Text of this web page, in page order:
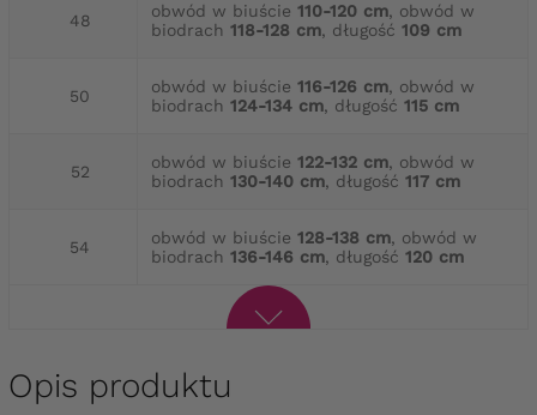
48 obwód w biuście 110-120 cm, obwód w
biodrach 118-128 cm, długość 109 cm
50 obwód w biuście 116-126 cm, obwód w
biodrach 124-134 cm, długość 115 cm
52 obwód w biuście 122-132 cm, obwód w
biodrach 130-140 cm, długość 117 cm
54 obwód w biuście 128-138 cm, obwód w
biodrach 136-146 cm, długość 120 cm
Opis produktu